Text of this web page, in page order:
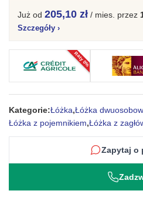
pojemnikiem
na
pościel
Delphine
Już od 205,10 zł / mies. przez
Szczegóły ›
Raty 0%
Kategorie:Łóżka,Łóżka
Łóżka z pojemnikiem,Łóżka z
Zapytaj o